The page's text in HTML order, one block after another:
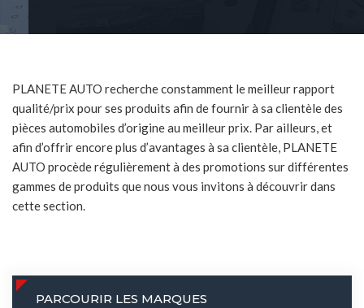
PLANETE AUTO recherche constamment le meilleur rapport
qualité/prix pour ses produits afin de fournir à sa clientèle des
pièces automobiles d’origine au meilleur prix. Par ailleurs, et
afin d’offrir encore plus d’avantages à sa clientèle, PLANETE
AUTO procède régulièrement à des promotions sur différentes
gammes de produits que nous vous invitons à découvrir dans
cette section.
PARCOURIR LES MARQUES